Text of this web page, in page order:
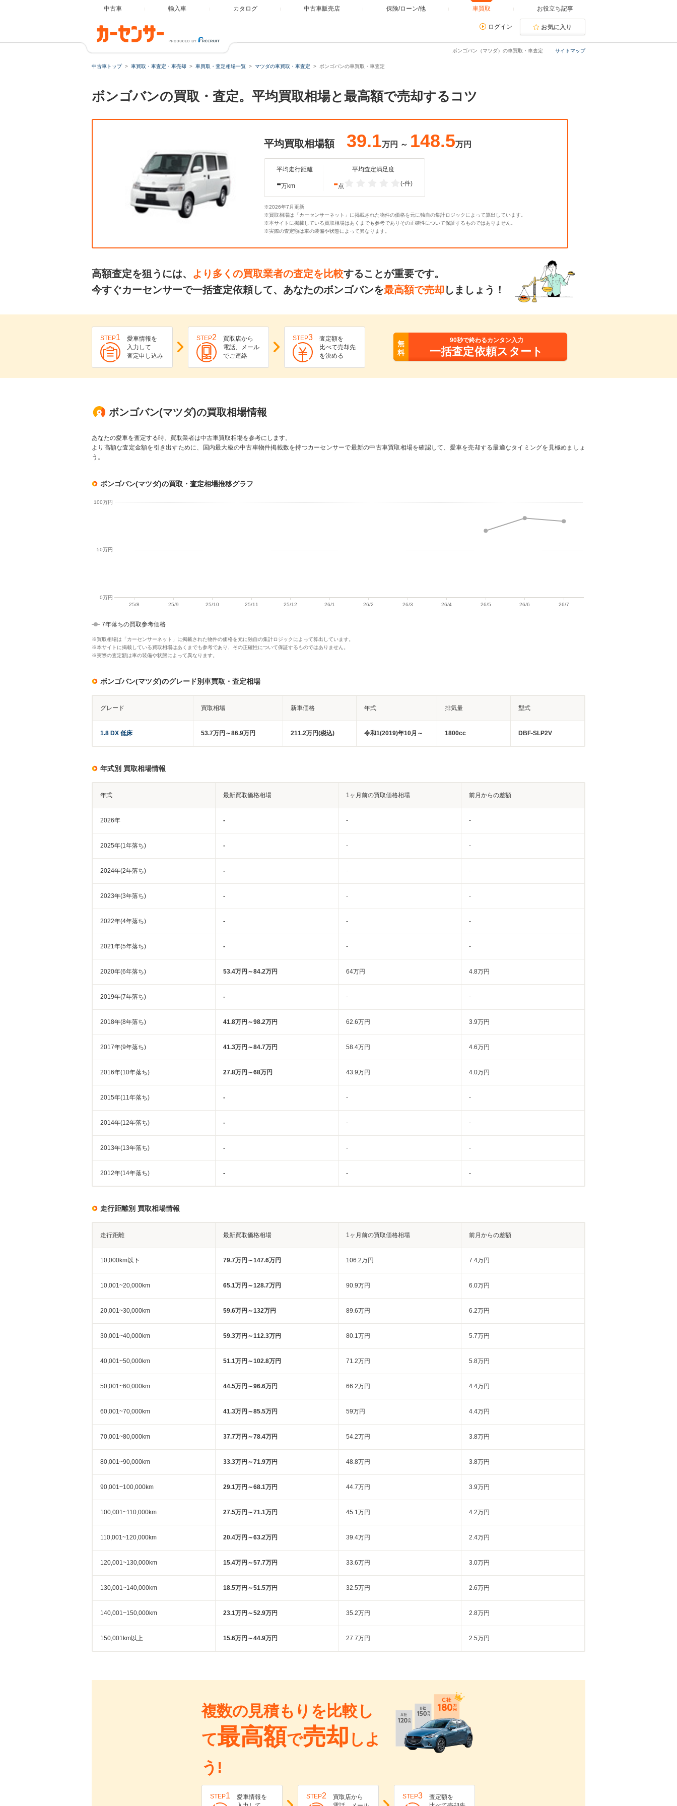
中古車 輸入車 カタログ 中古車販売店 保険/ローン/他 車買取 お役立ち記事
ログイン お気に入り
サイトマップ
ボンゴバン（マツダ）の車買取・車査定
中古車トップ 車買取・車査定・車売却 車買取・査定相場一覧 マツダの車買取・車査定 ボンゴバンの車買取・車査定
ボンゴバンの買取・査定。平均買取相場と最高額で売却するコツ
平均買取相場額 39.1万円 ～ 148.5万円
平均走行距離
-万km
平均査定満足度
-点 (-件)
※2026年7月更新
※買取相場は「カーセンサーネット」に掲載された物件の価格を元に独自の集計ロジックによって算出しています。
※本サイトに掲載している買取相場はあくまでも参考でありその正確性について保証するものではありません。
※実際の査定額は車の装備や状態によって異なります。
高額査定を狙うには、 より多くの買取業者の査定を比較することが重要です。
今すぐカーセンサーで一括査定依頼して、あなたのボンゴバンを最高額で売却 しましょう！
STEP1
愛車情報を
入力して
査定申し込み
STEP2
買取店から
電話、メール
でご連絡
STEP3
査定額を
比べて売却先
を決める
無
料
90秒で終わるカンタン入力
一括査定依頼スタート
ボンゴバン(マツダ)の買取相場情報
あなたの愛車を査定する時、買取業者は中古車買取相場を参考にします。
より高額な査定金額を引き出すために、国内最大級の中古車物件掲載数を持つカーセンサーで最新の中古車買取相場を確認して、愛車を売却する最適なタイミングを見極めましょ
う。
ボンゴバン(マツダ)の買取・査定相場推移グラフ
7年落ちの買取参考価格
※買取相場は「カーセンサーネット」に掲載された物件の価格を元に独自の集計ロジックによって算出しています。
※本サイトに掲載している買取相場はあくまでも参考であり、その正確性について保証するものではありません。
※実際の査定額は車の装備や状態によって異なります。
ボンゴバン(マツダ)のグレード別車買取・査定相場
グレード 買取相場 新車価格 年式 排気量 型式
1.8 DX 低床 53.7万円～86.9万円 211.2万円(税込) 令和1(2019)年10月～ 1800cc DBF-SLP2V
年式別 買取相場情報
年式 最新買取価格相場 1ヶ月前の買取価格相場 前月からの差額
2026年 - - -
2025年(1年落ち) - - -
2024年(2年落ち) - - -
2023年(3年落ち) - - -
2022年(4年落ち) - - -
2021年(5年落ち) - - -
2020年(6年落ち) 53.4万円～84.2万円 64万円 4.8万円
2019年(7年落ち) - - -
2018年(8年落ち) 41.8万円～98.2万円 62.6万円 3.9万円
2017年(9年落ち) 41.3万円～84.7万円 58.4万円 4.6万円
2016年(10年落ち) 27.8万円～68万円 43.9万円 4.0万円
2015年(11年落ち) - - -
2014年(12年落ち) - - -
2013年(13年落ち) - - -
2012年(14年落ち) - - -
走行距離別 買取相場情報
走行距離 最新買取価格相場 1ヶ月前の買取価格相場 前月からの差額
10,000km以下 79.7万円～147.6万円 106.2万円 7.4万円
10,001~20,000km 65.1万円～128.7万円 90.9万円 6.0万円
20,001~30,000km 59.6万円～132万円 89.6万円 6.2万円
30,001~40,000km 59.3万円～112.3万円 80.1万円 5.7万円
40,001~50,000km 51.1万円～102.8万円 71.2万円 5.8万円
50,001~60,000km 44.5万円～96.6万円 66.2万円 4.4万円
60,001~70,000km 41.3万円～85.5万円 59万円 4.4万円
70,001~80,000km 37.7万円～78.4万円 54.2万円 3.8万円
80,001~90,000km 33.3万円～71.9万円 48.8万円 3.8万円
90,001~100,000km 29.1万円～68.1万円 44.7万円 3.9万円
100,001~110,000km 27.5万円～71.1万円 45.1万円 4.2万円
110,001~120,000km 20.4万円～63.2万円 39.4万円 2.4万円
120,001~130,000km 15.4万円～57.7万円 33.6万円 3.0万円
130,001~140,000km 18.5万円～51.5万円 32.5万円 2.6万円
140,001~150,000km 23.1万円～52.9万円 35.2万円 2.8万円
150,001km以上 15.6万円～44.9万円 27.7万円 2.5万円
複数の見積もりを比較し
て最高額で売却 しよ
う!
STEP1
愛車情報を
STEP2
買取店から
STEP3
査定額を